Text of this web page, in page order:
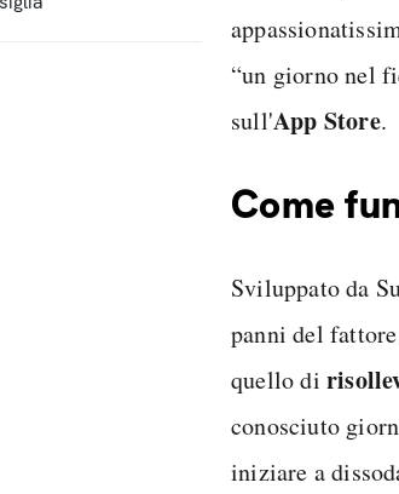
“un giorno nel
sull'App Store.
Come
Sviluppato da
panni del
quello di
conosciuto
iniziare a